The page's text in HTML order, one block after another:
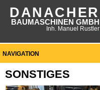
DANACHER
BAUMASCHINEN GMBH
Inh. Manuel Rustler
SONSTIGES